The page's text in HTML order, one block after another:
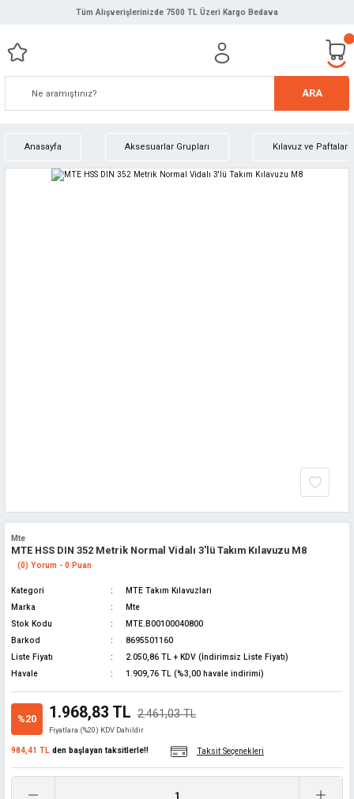
Tüm Alışverişlerinizde 7500 TL Üzeri Kargo Bedava
ARA
Anasayfa Aksesuarlar Grupları Kılavuz ve Paftalar
Mte
MTE HSS DIN 352 Metrik Normal Vidalı 3'lü Takım Kılavuzu M8
(0) Yorum - 0 Puan
Kategori
MTE Takım Kılavuzları
Marka
Mte
Stok Kodu
MTE.B00100040800
Barkod
8695501160
Liste Fiyatı
2.050,86 TL + KDV (İndirimsiz Liste Fiyatı)
Havale
1.909,76 TL (%3,00 havale indirimi)
%20 1.968,83 TL 2.461,03 TL
Fiyatlara (%20) KDV Dahildir
984,41 TL den başlayan taksitlerle!! Taksit Seçenekleri